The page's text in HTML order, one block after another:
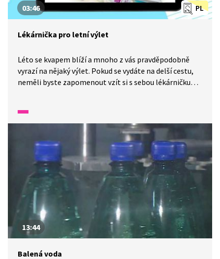
PL
03:46
Lékárnička pro letní výlet
Léto se kvapem blíží a mnoho z vás pravděpodobně
vyrazí na nějaký výlet. Pokud se vydáte na delší cestu,
neměli byste zapomenout vzít si s sebou lékárničku
aplikaci.
13:44
Balená voda